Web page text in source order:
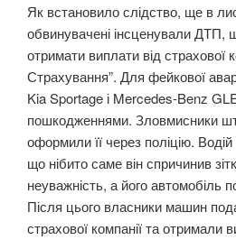
Як встановило слідство, ще в
обвинувачені інсценували ДТП,
отримати виплати від страхової
Страхування”. Для фейкової
Kia Sportage і Mercedes-Benz
пошкодженнями. Зловмисники
оформили її через поліцію.
що нібито саме він спричинив
неуважність, а його автомобіль
Після цього власники машин
страхової компанії та отримали